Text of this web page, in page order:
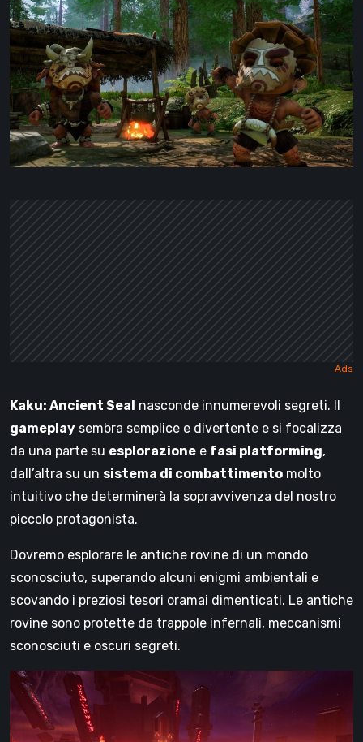
Kaku: Ancient Seal nasconde innumerevoli segreti. Il
gameplay sembra semplice e divertente e si focalizza
da una parte su esplorazione e fasi platforming,
dall’altra su un sistema di combattimento molto
intuitivo che determinerà la sopravvivenza del nostro
piccolo protagonista.
Dovremo esplorare le antiche rovine di un mondo
sconosciuto, superando alcuni enigmi ambientali e
scovando i preziosi tesori oramai dimenticati. Le antiche
rovine sono protette da trappole infernali, meccanismi
sconosciuti e oscuri segreti.